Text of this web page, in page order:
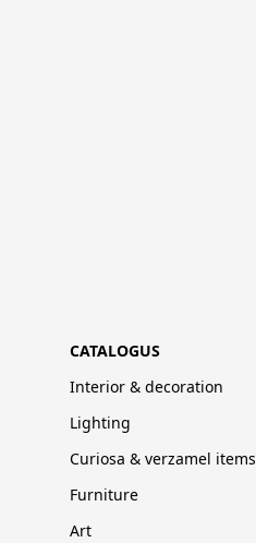
CATALOGUS
Interior & decoration
Lighting
Curiosa & verzamel items
Furniture
Art